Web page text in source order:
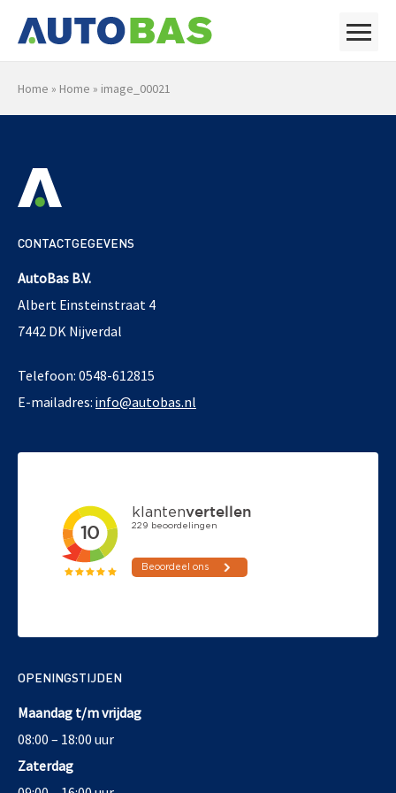
Home » Home » image_00021
CONTACTGEGEVENS
AutoBas B.V.
Albert Einsteinstraat 4
7442 DK Nijverdal
Telefoon: 0548-612815
E-mailadres: info@autobas.nl
OPENINGSTIJDEN
Maandag t/m vrijdag
08:00 – 18:00 uur
Zaterdag